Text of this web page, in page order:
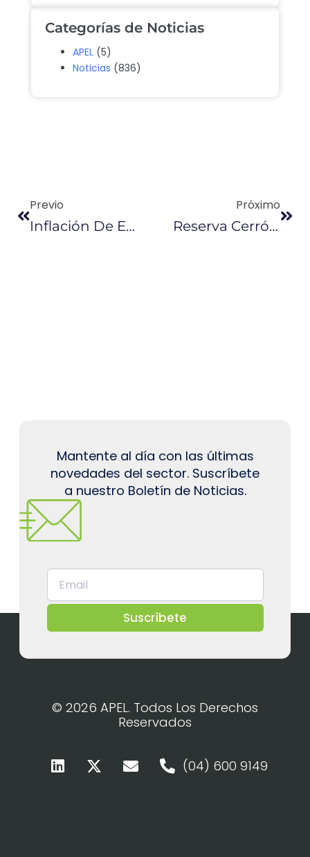
Categorías de Noticias
APEL (5)
Noticias (836)
Previo
Inflación De Ecuador De -0,20% En 2017, La Más Baja En Una Década
Próximo
Reserva Cerró El 2017 Con Caída A $ 2.451 Millones
Mantente al día con las últimas
novedades del sector. Suscríbete
a nuestro Boletín de Noticias.
Suscríbete
© 2026 APEL. Todos Los Derechos
Reservados
(04) 600 9149